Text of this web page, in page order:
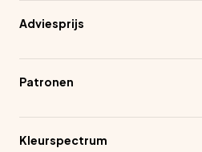
Adviesprijs
Patronen
Kleurspectrum